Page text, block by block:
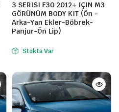
3 SERISI F30 2012+ IÇIN M3
GÖRÜNÜM BODY KIT (Ön -
Arka-Yan Ekler-Böbrek-
Panjur-Ön Lip)
Stokta Var